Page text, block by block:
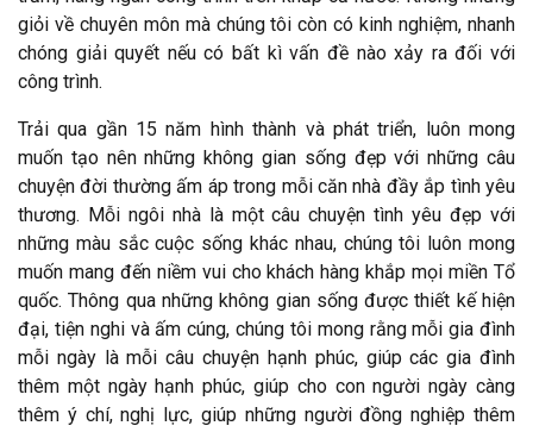
giỏi về chuyên môn mà chúng tôi còn có kinh nghiệm, nhanh
chóng giải quyết nếu có bất kì vấn đề nào xảy ra đối với
công trình.
Trải qua gần 15 năm hình thành và phát triển, luôn mong
muốn tạo nên những không gian sống đẹp với những câu
chuyện đời thường ấm áp trong mỗi căn nhà đầy ắp tình yêu
thương. Mỗi ngôi nhà là một câu chuyện tình yêu đẹp với
những màu sắc cuộc sống khác nhau, chúng tôi luôn mong
muốn mang đến niềm vui cho khách hàng khắp mọi miền Tổ
quốc. Thông qua những không gian sống được thiết kế hiện
đại, tiện nghi và ấm cúng, chúng tôi mong rằng mỗi gia đình
mỗi ngày là mỗi câu chuyện hạnh phúc, giúp các gia đình
thêm một ngày hạnh phúc, giúp cho con người ngày càng
thêm ý chí, nghị lực, giúp những người đồng nghiệp thêm